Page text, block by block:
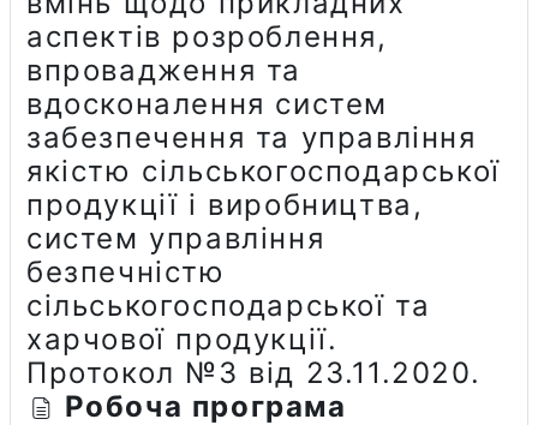
аспектів розроблення,
впровадження та
вдосконалення систем
забезпечення та управління
якістю сільськогосподарської
продукції і виробництва,
систем управління
безпечністю
сільськогосподарської та
харчової продукції.
Протокол №3 від 23.11.2020.
Робоча програма